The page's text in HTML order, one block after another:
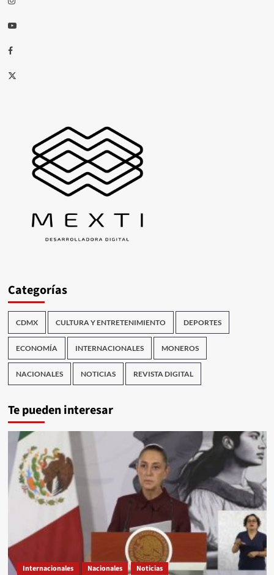
Youtube
Facebook
X
Categorías
CDMX CULTURA Y ENTRETENIMIENTO DEPORTES
ECONOMÍA INTERNACIONALES MONEROS
NACIONALES NOTICIAS REVISTA DIGITAL
Te pueden interesar
Internacionales Nacionales Noticias